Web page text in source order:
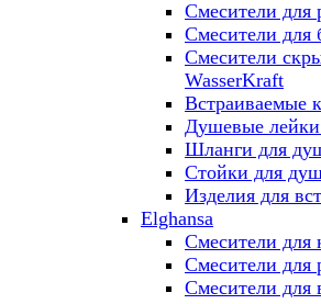
Смесители для
Смесители для
Смесители
WasserKraft
Встраиваемые
Душевые лейки
Шланги для
Стойки для
Изделия для
Elghansa
Смесители для
Смесители для
Смесители для